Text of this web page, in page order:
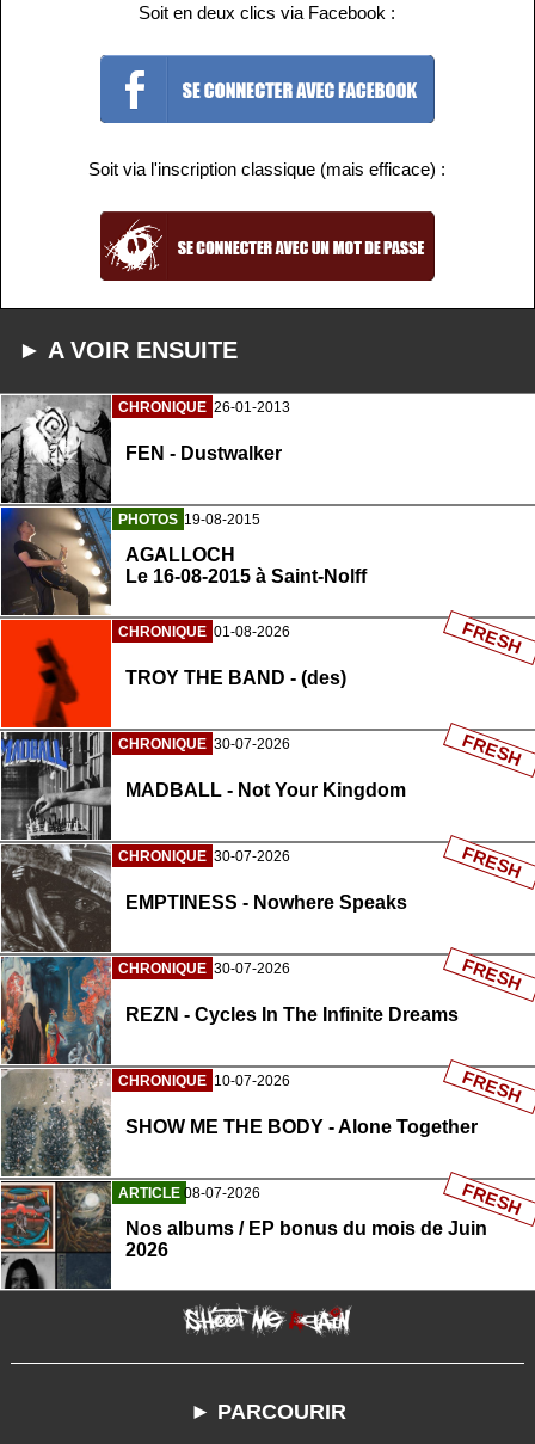
Soit en deux clics via Facebook :
Soit via l'inscription classique (mais efficace) :
► A VOIR ENSUITE
CHRONIQUE 26-01-2013
FEN - Dustwalker
PHOTOS 19-08-2015
AGALLOCH
Le 16-08-2015 à Saint-Nolff
CHRONIQUE 01-08-2026
TROY THE BAND - (des)
FRESH
CHRONIQUE 30-07-2026
MADBALL - Not Your Kingdom
FRESH
CHRONIQUE 30-07-2026
EMPTINESS - Nowhere Speaks
FRESH
CHRONIQUE 30-07-2026
REZN - Cycles In The Infinite Dreams
FRESH
CHRONIQUE 10-07-2026
SHOW ME THE BODY - Alone Together
FRESH
ARTICLE 08-07-2026
Nos albums / EP bonus du mois de Juin
2026
FRESH
► PARCOURIR